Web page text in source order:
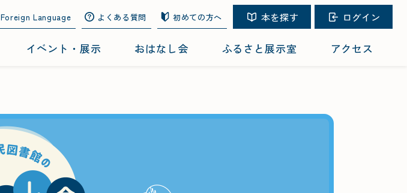
Foreign Language よくある質問 初めての方へ 本を探す ログイン
イベント・展示 おはなし会 ふるさと展示室 アクセス